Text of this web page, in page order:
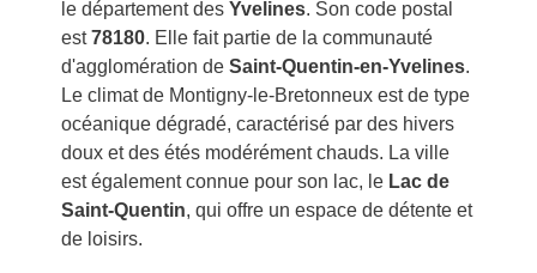
le département des Yvelines. Son code postal
est78180. Elle fait partie de la communauté
d'agglomération de Saint-Quentin-en-Yvelines.
Le climat de Montigny-le-Bretonneux est de type
océanique dégradé, caractérisé par des hivers
doux et des étés modérément chauds. La ville
est également connue pour son lac, le Lac de
Saint-Quentin, qui offre un espace de détente et
de loisirs.